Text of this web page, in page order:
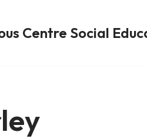
Centre Social